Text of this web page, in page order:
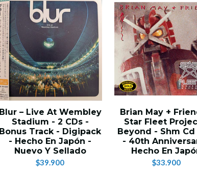
Blur – Live At Wembley
Stadium - 2 CDs -
Bonus Track - Digipack
- Hecho En Japón -
Nuevo Y Sellado
$39.900
Brian May +
Star Fleet
Beyond - Shm Cd
- 40th
Hecho En
$33.900